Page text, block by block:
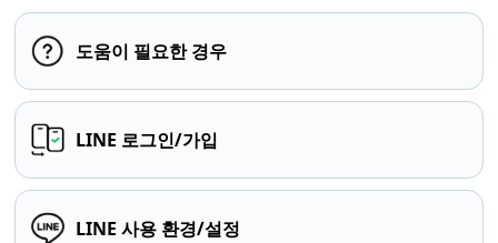
도움이 필요한 경우
LINE 로그인/가입
LINE 사용 환경/설정